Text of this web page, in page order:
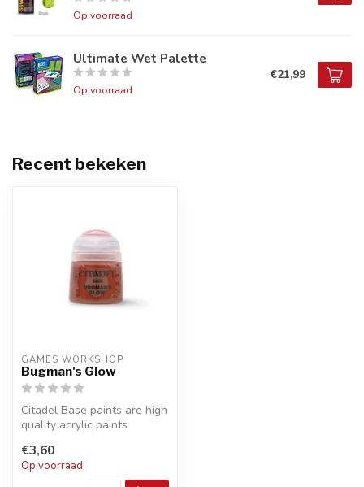
Op voorraad
Ultimate Wet Palette
Op voorraad
€21,99
Recent bekeken
GAMES WORKSHOP
Bugman's Glow
Citadel Base paints are high
quality acrylic paints
bas...
€3,60
Op voorraad